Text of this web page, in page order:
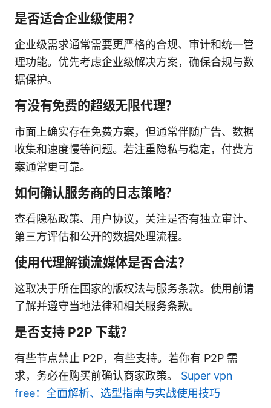
是否适合企业级使用？
企业级需求通常需要更严格的合规、审计和统一管
理功能。优先考虑企业级解决方案，确保合规与数
据保护。
有没有免费的超级无限代理？
市面上确实存在免费方案，但通常伴随广告、数据
收集和速度慢等问题。若注重隐私与稳定，付费方
案通常更可靠。
如何确认服务商的日志策略？
查看隐私政策、用户协议，关注是否有独立审计、
第三方评估和公开的数据处理流程。
使用代理解锁流媒体是否合法？
这取决于所在国家的版权法与服务条款。使用前请
了解并遵守当地法律和相关服务条款。
是否支持 P2P 下载？
有些节点禁止 P2P，有些支持。若你有 P2P 需
求，务必在购买前确认商家政策。 Super vpn
free：全面解析、选型指南与实战使用技巧